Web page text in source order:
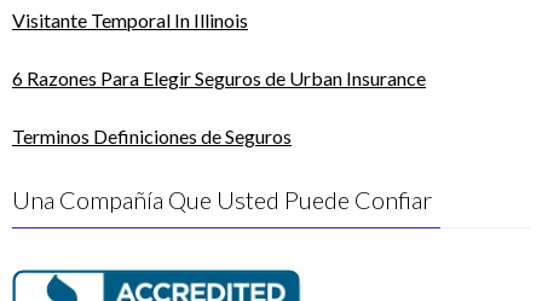
Visitante Temporal In Illinois
6 Razones Para Elegir Seguros de Urban Insurance
Terminos Definiciones de Seguros
Una Compañía Que Usted Puede Confiar